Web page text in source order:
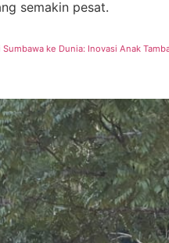
semakin pesat.
Sumbawa ke Dunia: Inovasi Anak